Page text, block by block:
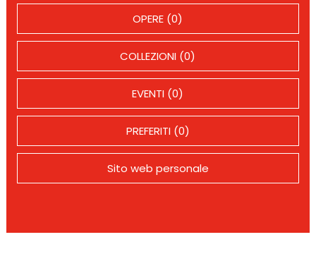
OPERE (0)
COLLEZIONI (0)
EVENTI (0)
PREFERITI (0)
Sito web personale